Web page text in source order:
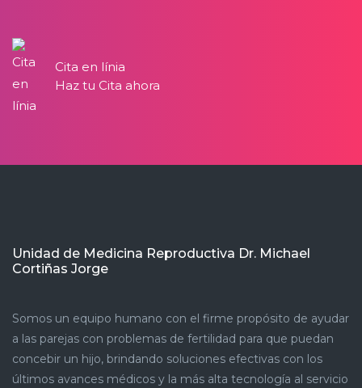
Cita en línia
Haz tu Cita ahora
Unidad de Medicina Reproductiva Dr. Michael
Cortiñas Jorge
Somos un equipo humano con el firme propósito de ayudar
a las parejas con problemas de fertilidad para que puedan
concebir un hijo, brindando soluciones efectivas con los
últimos avances médicos y la más alta tecnología al servicio